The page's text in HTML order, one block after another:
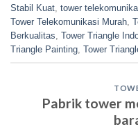
Stabil Kuat tower
Tower Telekomunikasi Murah
Berkualitas Tower Triangle
Triangle Painting Tower
Pabrik tower